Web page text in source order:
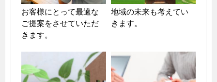
お客様にとって最適な
ご提案をさせていただ
きます。
地域の未来も考えてい
きます。